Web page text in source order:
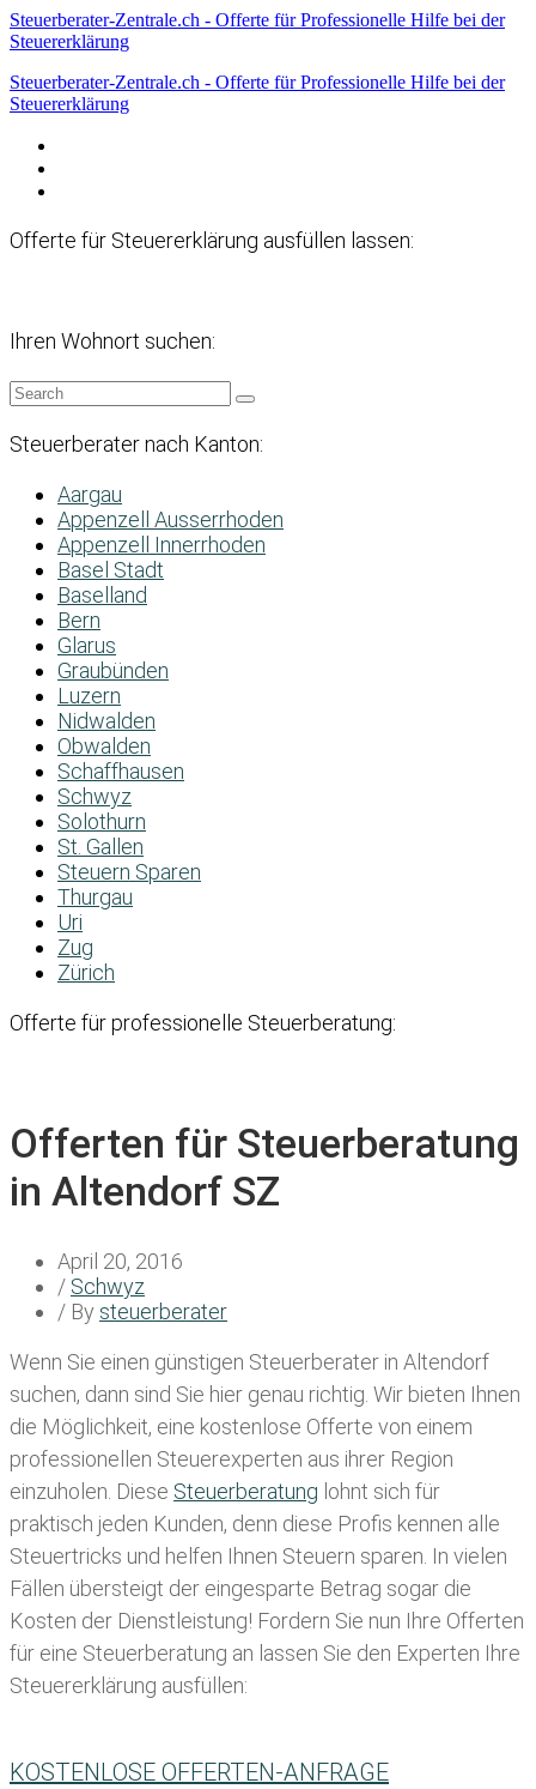
Steuerberater-Zentrale.ch - Offerte für Professionelle Hilfe bei der
Steuererklärung
Steuerberater-Zentrale.ch - Offerte für Professionelle Hilfe bei der
Steuererklärung
Offerte für Steuererklärung ausfüllen lassen:
Ihren Wohnort suchen:
Steuerberater nach Kanton:
Aargau
Appenzell Ausserrhoden
Appenzell Innerrhoden
Basel Stadt
Baselland
Bern
Glarus
Graubünden
Luzern
Nidwalden
Obwalden
Schaffhausen
Schwyz
Solothurn
St. Gallen
Steuern Sparen
Thurgau
Uri
Zug
Zürich
Offerte für professionelle Steuerberatung:
Offerten für Steuerberatung
in Altendorf SZ
April 20, 2016
/ Schwyz
/ By steuerberater
Wenn Sie einen günstigen Steuerberater in Altendorf
suchen, dann sind Sie hier genau richtig. Wir bieten Ihnen
die Möglichkeit, eine kostenlose Offerte von einem
professionellen Steuerexperten aus ihrer Region
einzuholen. Diese Steuerberatung lohnt sich für
praktisch jeden Kunden, denn diese Profis kennen alle
Steuertricks und helfen Ihnen Steuern sparen. In vielen
Fällen übersteigt der eingesparte Betrag sogar die
Kosten der Dienstleistung! Fordern Sie nun Ihre Offerten
für eine Steuerberatung an lassen Sie den Experten Ihre
Steuererklärung ausfüllen:
KOSTENLOSE OFFERTEN-ANFRAGE